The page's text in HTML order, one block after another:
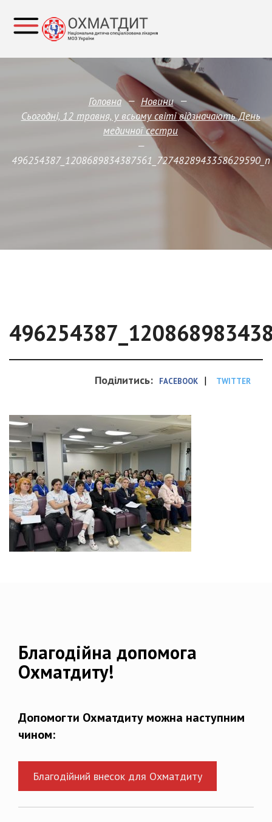
Головна — Новини —
Сьогодні, 12 травня, у всьому світі відзначають День
медичної сестри
—
496254387_1208689834387561_7274828943358629590_n
Поділитись: FACEBOOK | TWITTER
Благодійна допомога
Охматдиту!
Допомогти Охматдиту можна наступним
чином:
Благодійний внесок для Охматдиту